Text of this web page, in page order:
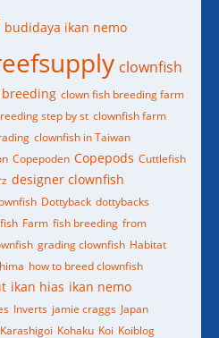
budidaya ikan nemo
clownfish
clown fish breeding farm
step by st clownfish farm
clownfish in Taiwan
Copepoden Copepods Cuttlefish
designer clownfish
Dottyback dottybacks
Farm fish breeding from
grading clownfish Habitat
how to breed clownfish
ikan hias ikan nemo
Inverts jamie craggs Japan
Karashigoi Kohaku Koi Koiblog